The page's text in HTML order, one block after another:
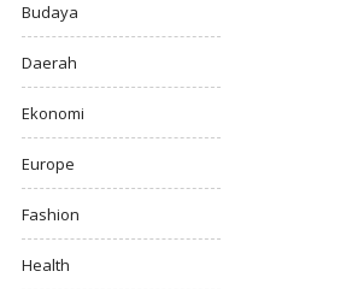
Budaya
Daerah
Ekonomi
Europe
Fashion
Health